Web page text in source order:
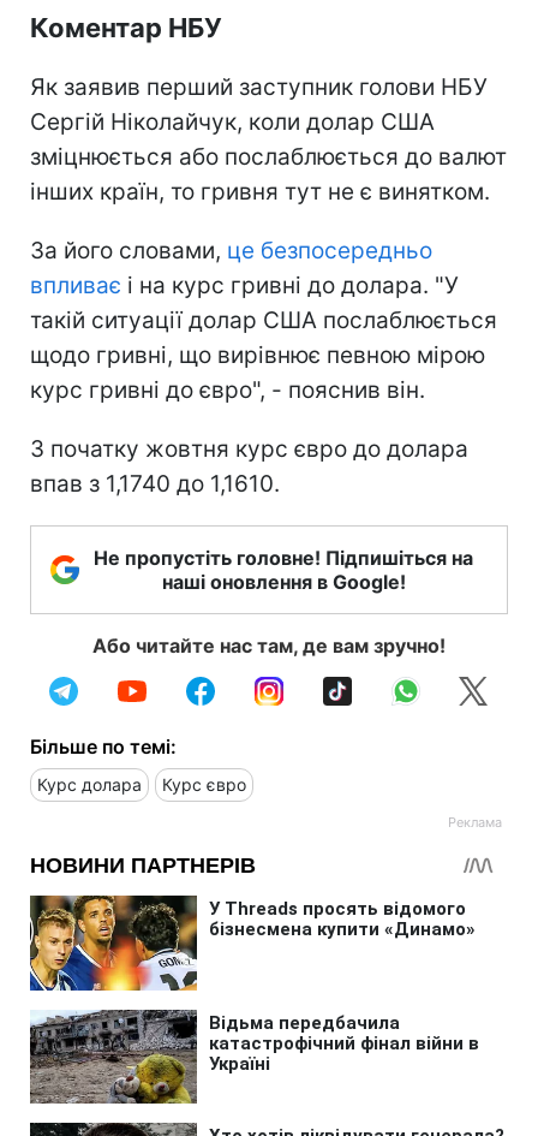
Коментар НБУ
Як заявив перший заступник голови НБУ
Сергій Ніколайчук, коли долар США
зміцнюється або послаблюється до валют
інших країн, то гривня тут не є винятком.
За його словами, це безпосередньо
впливає і на курс гривні до долара. "У
такій ситуації долар США послаблюється
щодо гривні, що вирівнює певною мірою
курс гривні до євро", - пояснив він.
З початку жовтня курс євро до долара
впав з 1,1740 до 1,1610.
Не пропустіть головне! Підпишіться на
наші оновлення в Google!
Або читайте нас там, де вам зручно!
Більше по темі:
Курс долара Курс євро